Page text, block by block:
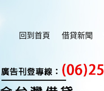
回到首頁 借貸新聞